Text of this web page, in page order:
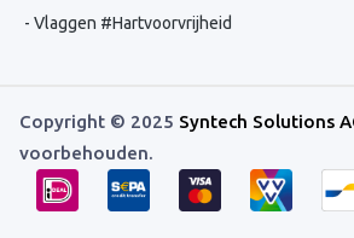
Vlaggen #Hartvoorvrijheid
Copyright © 2025 Syntech Solutions
voorbehouden.